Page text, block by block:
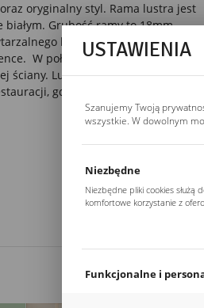
oryginalny styl. Rama lustra jest
białym. Grubość ramy to 18mm,
klimatu
W połączeniu z innymi lustrami
ściany. Lustro może stać się również
gdzie dopełni wyjątkową
USTAWIENIA
Szanujemy Twoją
wszystkie. W dowolnym
Niezbędne
Niezbędne pliki cookies służą
komfortowe korzystanie z
Twoich ustawień preferencji
Funkcjonalne i